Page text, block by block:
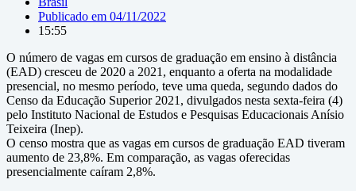
Publicado em 04/11/2022
15:55
O número de vagas em cursos de graduação em ensino à distância
(EAD) cresceu de 2020 a 2021, enquanto a oferta na modalidade
presencial, no mesmo período, teve uma queda, segundo dados do
Censo da Educação Superior 2021, divulgados nesta sexta-feira (4)
pelo Instituto Nacional de Estudos e Pesquisas Educacionais Anísio
Teixeira (Inep).
O censo mostra que as vagas em cursos de graduação EAD tiveram
aumento de 23,8%. Em comparação, as vagas oferecidas
presencialmente caíram 2,8%.